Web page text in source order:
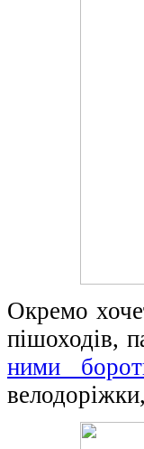
Окремо
пішоходів,
ними